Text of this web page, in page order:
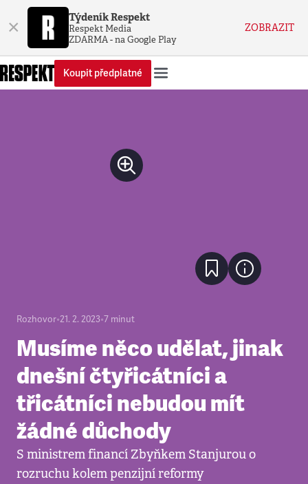
× Týdeník Respekt
Respekt Media
ZDARMA - na Google Play
ZOBRAZIT
Koupit předplatné
Rozhovor•21. 2. 2023•7 minut
Musíme něco udělat, jinak
dnešní čtyřicátníci a
třicátníci nebudou mít
žádné důchody
S ministrem financí Zbyňkem Stanjurou o
rozruchu kolem penzijní reformy